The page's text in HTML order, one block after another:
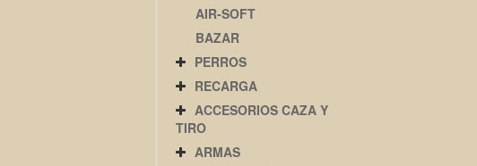
AIR-SOFT
BAZAR
PERROS
RECARGA
ACCESORIOS CAZA Y
TIRO
ARMAS